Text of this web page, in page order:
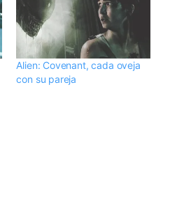
Alien: Covenant, cada oveja
con su pareja